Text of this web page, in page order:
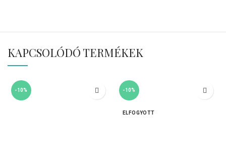
KAPCSOLÓDÓ TERMÉKEK
-10% -10%
ELFOGYOTT